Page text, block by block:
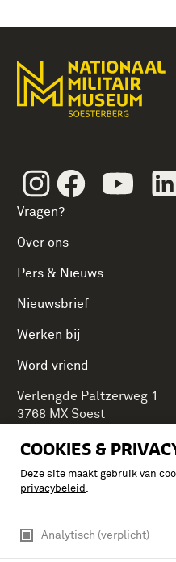
COOKIES &
Deze site maakt gebruik van
privacybeleid .
Analytisch (verplicht)
InstagramFacebook
Vragen?
Over ons
Pers & Nieuws
Nieuwsbrief
Werken bij
Word vriend
Verlengde Paltzerweg 1
3768 MX Soest
Onderdeel van Stichting